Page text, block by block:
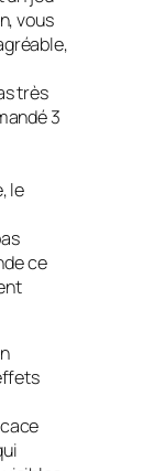
vous
très
3
le
ce